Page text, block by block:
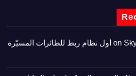
Skywire أول نظام ربط للطائرات المسيّرة